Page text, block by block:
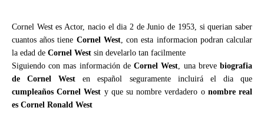
Cornel West es Actor, nacio el dia 2 de Junio de 1953, si querian saber
cuantos años tiene Cornel West, con esta informacion podran calcular
la edad de Cornel West sin develarlo tan facilmente
Siguiendo con mas información deCornel West, una brevebiografia
de Cornel West en español seguramente incluirá el dia que
cumpleaños Cornel West y que su nombre verdadero o nombre real
es Cornel Ronald West